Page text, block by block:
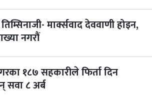
मार्क्सवाद देववाणी होइन,
नगरौं
१८७ सहकारीले फिर्ता दिन
८ अर्ब